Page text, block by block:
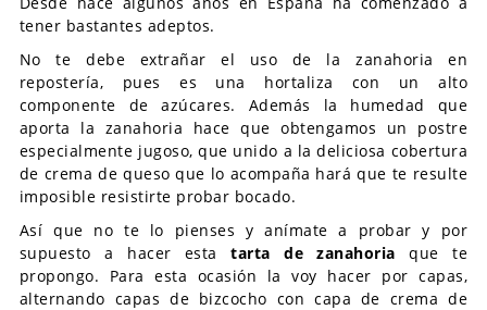
tener bastantes adeptos.
No te debe extrañar el uso de la zanahoria en
repostería, pues es una hortaliza con un alto
componente de azúcares. Además la humedad que
aporta la zanahoria hace que obtengamos un postre
especialmente jugoso, que unido a la deliciosa cobertura
de crema de queso que lo acompaña hará que te resulte
imposible resistirte probar bocado.
Así que no te lo pienses y anímate a probar y por
supuesto a hacer estatarta de zanahoria que te
propongo. Para esta ocasión la voy hacer por capas,
alternando capas de bizcocho con capa de crema de